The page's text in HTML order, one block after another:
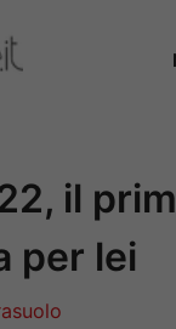
il
per lei